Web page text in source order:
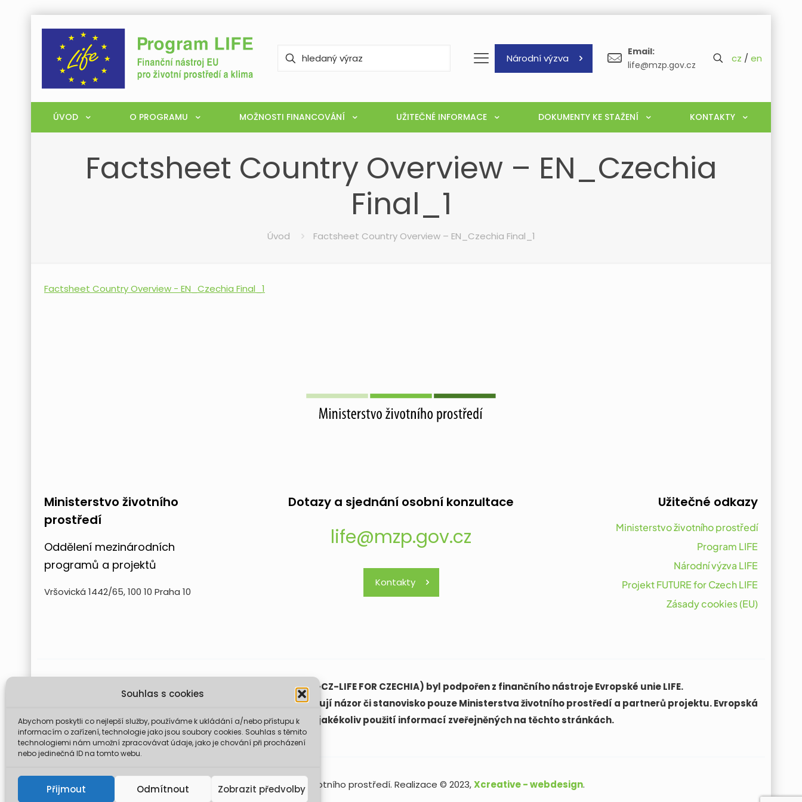
Souhlas s cookies
Abychom poskytli co nejlepší služby, používáme k ukládání a/nebo přístupu k
informacím o zařízení, technologie jako jsou soubory cookies. Souhlas s těmito
technologiemi nám umožní zpracovávat údaje, jako je chování při procházení
nebo jedinečná ID na tomto webu.
Přijmout Odmítnout Zobrazit předvolby
Národní výzva
Email:
life@mzp.gov.cz
cz / en
ÚVOD O PROGRAMU MOŽNOSTI FINANCOVÁNÍ UŽITEČNÉ INFORMACE DOKUMENTY KE STAŽENÍ KONTAKTY
Factsheet Country Overview – EN_Czechia
Final_1
Úvod Factsheet Country Overview – EN_Czechia Final_1
Factsheet Country Overview - EN_Czechia Final_1
Ministerstvo životního
prostředí
Oddělení mezinárodních
programů a projektů
Vršovická 1442/65, 100 10 Praha 10
Dotazy a sjednání osobní konzultace
life@mzp.gov.cz
Kontakty
Užitečné odkazy
Ministerstvo životního prostředí
Program LIFE
Národní výzva LIFE
Projekt FUTURE for Czech LIFE
Zásady cookies (EU)
Projekt FUTURE for Czech LIFE (LIFE21-CAP-CZ-LIFE FOR CZECHIA) byl podpořen z finančního nástroje Evropské unie LIFE.
Údaje a informace zveřejněné na těchto stránkách vyjadřují názor či stanovisko pouze Ministerstva životního prostředí a partnerů projektu. Evropská
komise není odpovědná za jakékoliv použití informací zveřejněných na těchto stránkách.
© 2026 Ministerstvo životního prostředí. Realizace © 2023,Xcreative - webdesign.